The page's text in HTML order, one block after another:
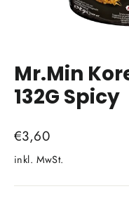
Mr.Min
132G Spicy
Normaler
Preis
€3,60
inkl. MwSt.